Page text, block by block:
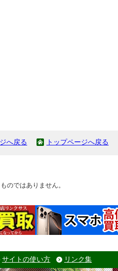
へ戻る トップページへ戻る
のではありません。
サイトの使い方 リンク集